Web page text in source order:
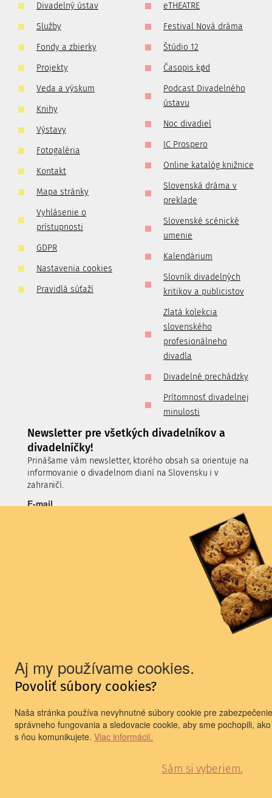
Aj my používame cookies.
Povoliť súbory cookies?
Naša stránka používa nevyhnutné súbory cookie pre zabezpečenie
správneho fungovania a sledovacie cookie, aby sme pochopili, ako
s ňou komunikujete. Viac informácií.
Sám si vyberiem.
Divadelný ústav
Služby
Fondy a zbierky
Projekty
Veda a výskum
Knihy
Výstavy
Fotogaléria
Kontakt
Mapa stránky
Vyhlásenie o
prístupnosti
GDPR
Nastavenia cookies
Pravidlá súťaží
eTHEATRE
Festival Nová dráma
Štúdio 12
Časopis kød
Podcast Divadelného
ústavu
Noc divadiel
IC Prospero
Online katalóg knižnice
Slovenská dráma v
preklade
Slovenské scénické
umenie
Kalendárium
Slovník divadelných
kritikov a publicistov
Zlatá kolekcia
slovenského
profesionálneho
divadla
Divadelné prechádzky
Prítomnosť divadelnej
minulosti
Newsletter pre všetkých divadelníkov a
divadelníčky!
Prinášame vám newsletter, ktorého obsah sa orientuje na
informovanie o divadelnom dianí na Slovensku i v
zahraničí.
E-mail
Prihlasujem sa na odber newslettera a oboznámil som
PRIHLÁSIŤ SA